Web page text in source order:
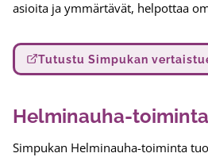
asioita ja ymmärtävät, helpottaa
Tutustu Simpukan
Helminauha-toiminta
Simpukan Helminauha-toiminta